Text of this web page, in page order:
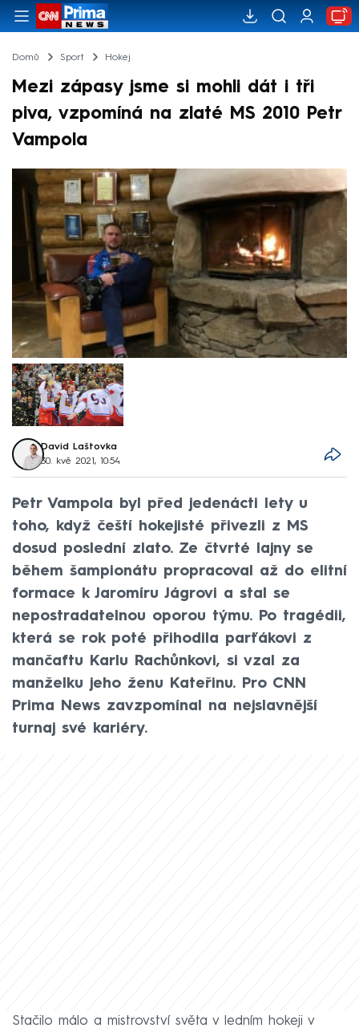
Domů Sport Hokej
Mezi zápasy jsme si mohli dát i tři
piva, vzpomíná na zlaté MS 2010 Petr
Vampola
David Laštovka
30. kvě 2021, 10:54
Petr Vampola byl před jedenácti lety u
toho, když čeští hokejisté přivezli z MS
dosud poslední zlato. Ze čtvrté lajny se
během šampionátu propracoval až do elitní
formace k Jaromíru Jágrovi a stal se
nepostradatelnou oporou týmu. Po tragédii,
která se rok poté přihodila parťákovi z
mančaftu Karlu Rachůnkovi, si vzal za
manželku jeho ženu Kateřinu. Pro CNN
Prima News zavzpomínal na nejslavnější
turnaj své kariéry.
Stačilo málo a mistrovství světa v ledním hokeji v